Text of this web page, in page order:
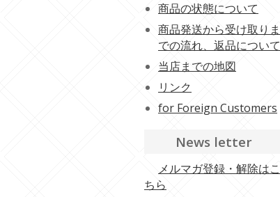
商品の状態について
商品発送から受け取りま
での流れ、返品について
当店までの地図
リンク
for Foreign Customers
News letter
メルマガ登録・解除はこ
ちら